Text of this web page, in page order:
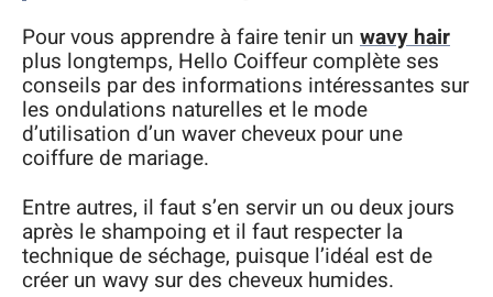
Pour vous apprendre à faire tenir un wavy hair
plus longtemps, Hello Coiffeur complète ses
conseils par des informations intéressantes sur
les ondulations naturelles et le mode
d’utilisation d’un waver cheveux pour une
coiffure de mariage.
Entre autres, il faut s’en servir un ou deux jours
après le shampoing et il faut respecter la
technique de séchage, puisque l’idéal est de
créer un wavy sur des cheveux humides.